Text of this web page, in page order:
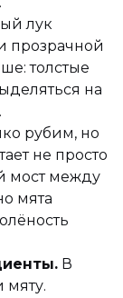
лук
прозрачной
толстые
на
рубим, но
не просто
мост между
мята
В
мяту.